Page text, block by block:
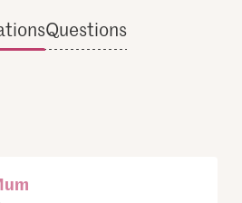
Questions